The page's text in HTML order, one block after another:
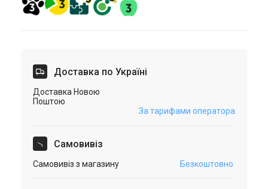
Доставка по Україні
Доставка Новою
Поштою
За тарифами оператора
Самовивіз
Самовивіз з магазину Безкоштовно